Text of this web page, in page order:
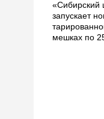
«Сибирский
запускает
мешках по